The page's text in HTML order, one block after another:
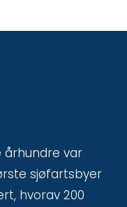
århundre var
sjøfartsbyer
hvorav 200